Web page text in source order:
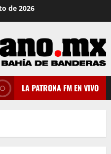
de 2026
LA PATRONA FM EN VIVO